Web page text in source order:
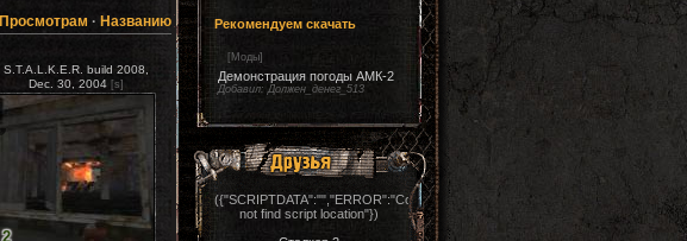
Просмотрам · Названию
S.T.A.L.K.E.R. build 2008,
Dec. 30, 2004 [s]
2
Рекомендуем скачать
[Моды]
Демонстрация погоды АМК-2
Добавил:Должен_денег_513
({"SCRIPTDATA":"","ERROR":"Could
not find script location"})